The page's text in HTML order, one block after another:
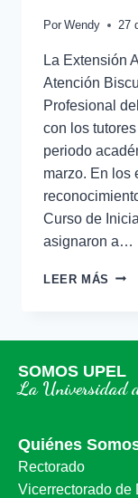
Por Wendy 27
La Extensión
Atención
Profesional
con los
periodo
marzo. En los
Curso de
asignaron a…
LEER MÁS
SOMOS UPEL
La Universidad
Quiénes
Rectorado
Vicerrectorado de